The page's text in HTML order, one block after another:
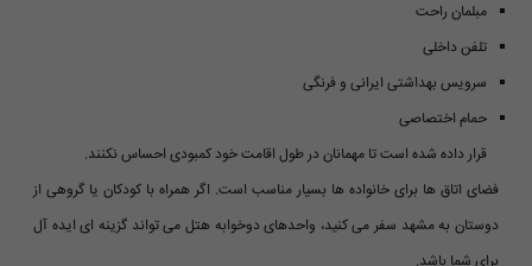
مبلمان راحت
تلفن داخلی
سرویس بهداشتی ایرانی و فرنگی
حمام اختصاصی
قرار داده شده است تا مهمانان در طول اقامت خود کمبودی احساس نکنند.
فضای اتاق ها برای خانواده ها بسیار مناسب است. اگر همراه با کودکان یا گروهی از
دوستان به مشهد سفر می کنید، واحدهای دوخوابه هتل می تواند گزینه ای ایده آل